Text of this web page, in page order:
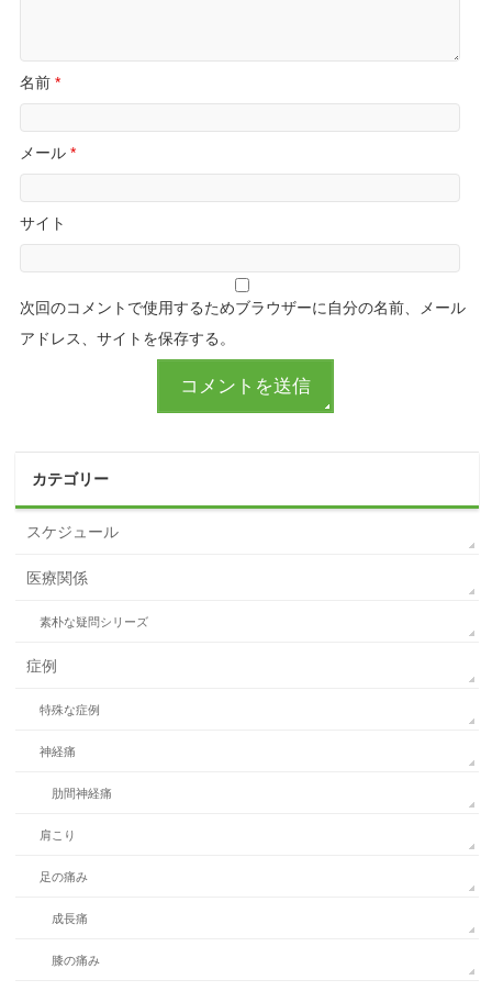
名前*
メール*
サイト
次回のコメントで使用するためブラウザーに自分の名前、メール
アドレス、サイトを保存する。
カテゴリー
スケジュール
医療関係
素朴な疑問シリーズ
症例
特殊な症例
神経痛
肋間神経痛
肩こり
足の痛み
成長痛
膝の痛み